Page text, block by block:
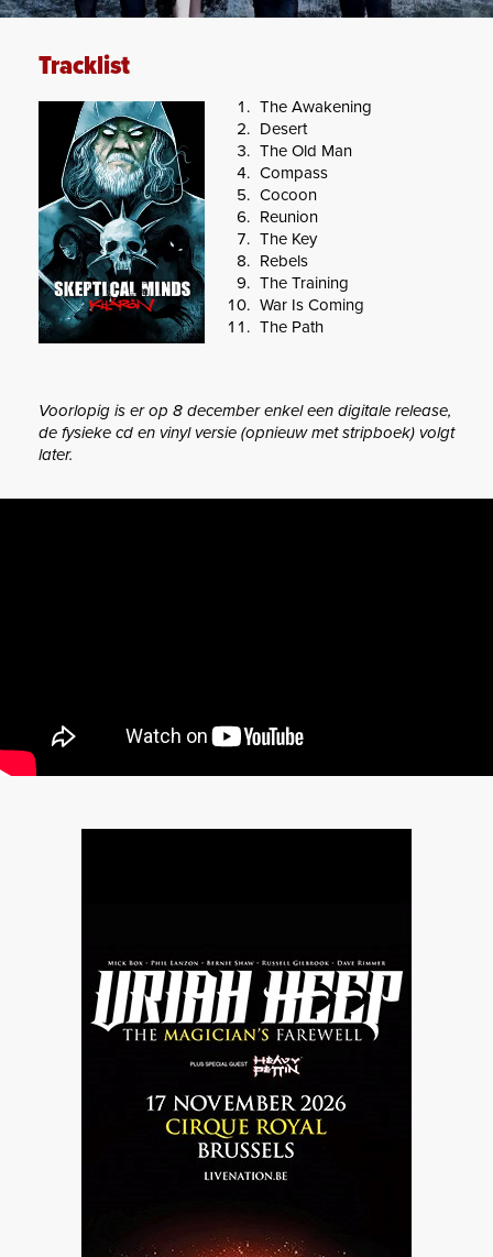
Tracklist
The Awakening
Desert
The Old Man
Compass
Cocoon
Reunion
The Key
Rebels
The Training
War Is Coming
The Path
Voorlopig is er op 8 december enkel een digitale release,
de fysieke cd en vinyl versie (opnieuw met stripboek) volgt
later.